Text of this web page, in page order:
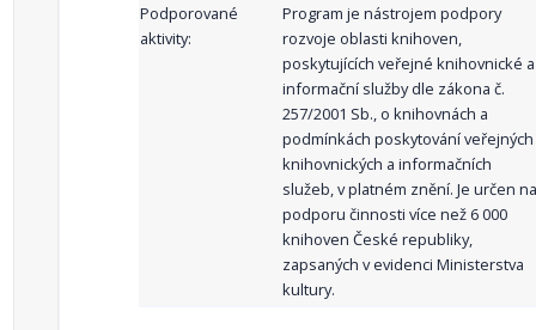
Podporované
aktivity:
Program je nástrojem podpory
rozvoje oblasti knihoven,
poskytujících veřejné knihovnické a
informační služby dle zákona č.
257/2001 Sb., o knihovnách a
podmínkách poskytování veřejných
knihovnických a informačních
služeb, v platném znění. Je určen na
podporu činnosti více než 6 000
knihoven České republiky,
zapsaných v evidenci Ministerstva
kultury.